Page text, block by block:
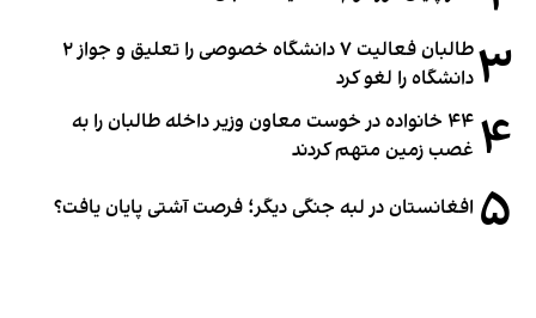
۳
طالبان فعالیت ۷ دانشگاه خصوصی را تعلیق و جواز ۲
دانشگاه را لغو کرد
۴
۴۴ خانواده در خوست معاون وزیر داخله طالبان را به
غصب زمین متهم کردند
۵ افغانستان در لبه جنگی دیگر؛ فرصت آشتی پایان یافت؟